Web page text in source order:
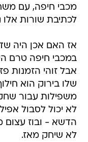
מכבי חיפה, עם
לכתיבת שורות
אז האם אכן היה
במכבי חיפה טרם
אבל זוהי הזמנות
משפילות עבור
לא יכול לסבול
הדשא - ובוז עצום
לא שיחק מאז.